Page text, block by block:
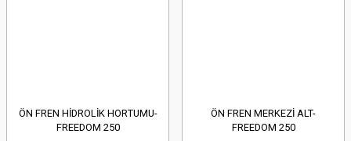
ÖN FREN HİDROLİK HORTUMU-
FREEDOM 250
ÖN FREN MERKEZİ ALT-
FREEDOM 250